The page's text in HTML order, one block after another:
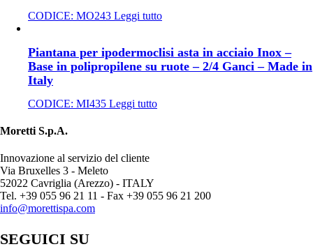
CODICE: MO243 Leggi tutto
Piantana per ipodermoclisi asta in acciaio Inox –
Base in polipropilene su ruote – 2/4 Ganci – Made in
Italy
CODICE: MI435 Leggi tutto
Moretti S.p.A.
Innovazione al servizio del cliente
Via Bruxelles 3 - Meleto
52022 Cavriglia (Arezzo) - ITALY
Tel. +39 055 96 21 11 - Fax +39 055 96 21 200
info@morettispa.com
SEGUICI SU